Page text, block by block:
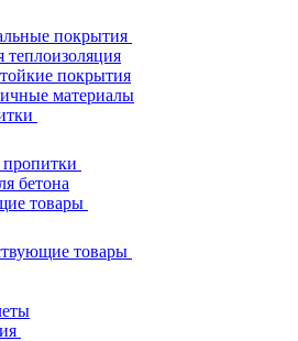
покрытия
теплоизоляция
покрытия
материалы
бетона
товары
товары